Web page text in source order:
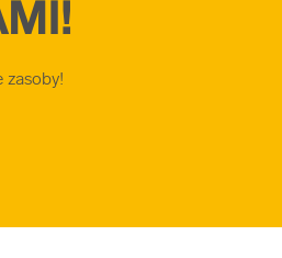
zasoby!